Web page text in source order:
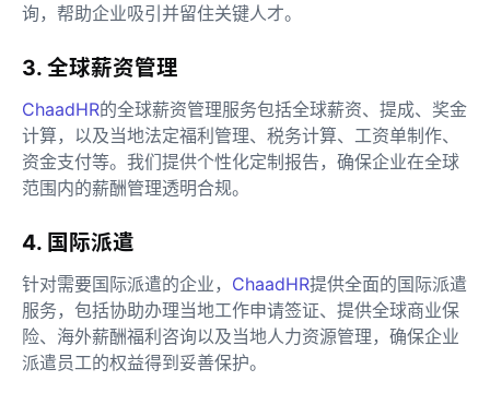
询，帮助企业吸引并留住关键人才。
3. 全球薪资管理
ChaadHR的全球薪资管理服务包括全球薪资、提成、奖金
计算，以及当地法定福利管理、税务计算、工资单制作、
资金支付等。我们提供个性化定制报告，确保企业在全球
范围内的薪酬管理透明合规。
4. 国际派遣
针对需要国际派遣的企业， ChaadHR提供全面的国际派遣
服务，包括协助办理当地工作申请签证、提供全球商业保
险、海外薪酬福利咨询以及当地人力资源管理，确保企业
派遣员工的权益得到妥善保护。